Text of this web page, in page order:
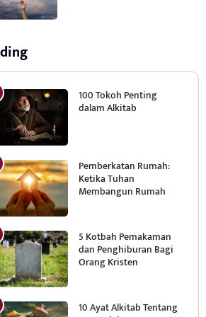
100 Tokoh Penting
dalam Alkitab
Pemberkatan Rumah:
Ketika Tuhan
Membangun Rumah
5 Kotbah Pemakaman
dan Penghiburan Bagi
Orang Kristen
10 Ayat Alkitab Tentang